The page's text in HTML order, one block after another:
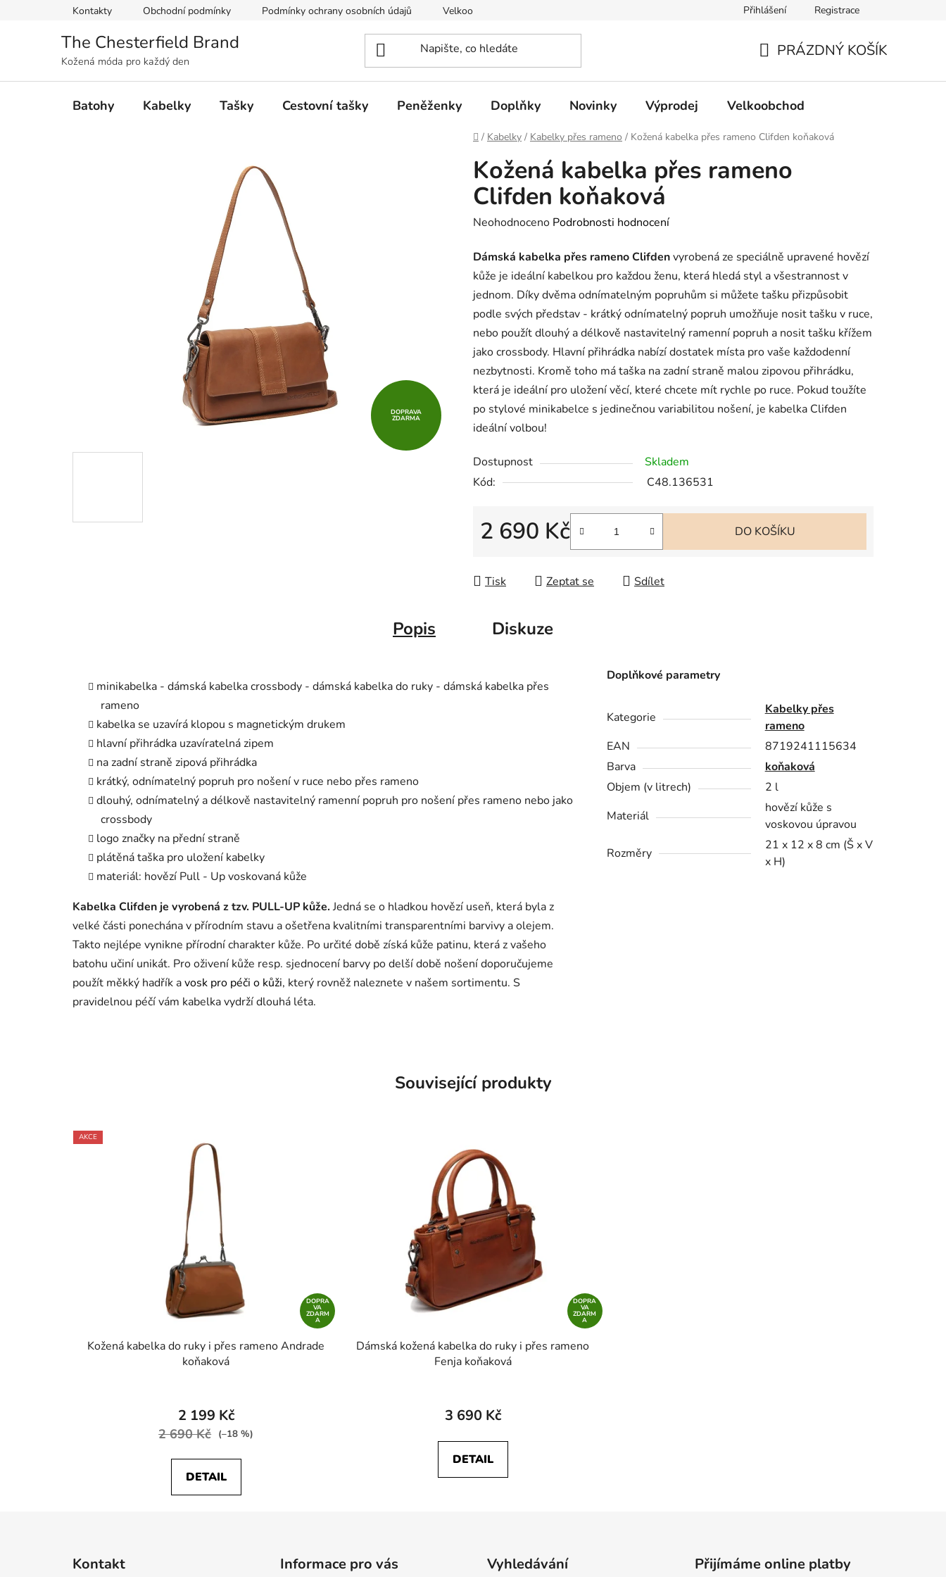
Kontakty Obchodní podmínky Podmínky ochrany osobních údajů Velkoobchod Přihlášení Registrace
The Chesterfield Brand
Kožená móda pro každý den
KOŠÍK
PRÁZDNÝ KOŠÍK
Batohy Kabelky Tašky Cestovní tašky Peněženky Doplňky Novinky Výprodej Velkoobchod
Domů
/ Kabelky / Kabelky přes rameno / Kožená kabelka přes rameno Clifden koňaková
Kožená kabelka přes rameno
Clifden koňaková
Průměrné
produktu
je
0,0
z
5
hvězdiček.
Neohodnoceno Podrobnosti hodnocení
Dámská kabelka přes rameno Clifdenvyrobená ze speciálně upravené hovězí
kůže je ideální kabelkou pro každou ženu, která hledá styl a všestrannost v
jednom. Díky dvěma odnímatelným popruhům si můžete tašku přizpůsobit
podle svých představ - krátký odnímatelný popruh umožňuje nosit tašku v ruce,
nebo použít dlouhý a délkově nastavitelný ramenní popruh a nosit tašku křížem
jako crossbody. Hlavní přihrádka nabízí dostatek místa pro vaše každodenní
nezbytnosti. Kromě toho má taška na zadní straně malou zipovou přihrádku,
která je ideální pro uložení věcí, které chcete mít rychle po ruce. Pokud toužíte
po stylové minikabelce s jedinečnou variabilitou nošení, je kabelka Clifden
ideální volbou!
Dostupnost
Skladem
Kód:
C48.136531
2 690 Kč DO KOŠÍKU
Tisk Zeptat se Sdílet
DOPRAVA
ZDARMA
Popis Diskuze
minikabelka - dámská kabelka crossbody - dámská kabelka do ruky - dámská kabelka přes
rameno
kabelka se uzavírá klopou s magnetickým drukem
hlavní přihrádka uzavíratelná zipem
na zadní straně zipová přihrádka
krátký, odnímatelný popruh pro nošení v ruce nebo přes rameno
dlouhý, odnímatelný a délkově nastavitelný ramenní popruh pro nošení přes rameno nebo jako
crossbody
logo značky na přední straně
plátěná taška pro uložení kabelky
materiál: hovězí Pull - Up voskovaná kůže
Kabelka Clifden je vyrobená z tzv. PULL-UP kůže. Jedná se o hladkou hovězí useň, která byla z
velké části ponechána v přírodním stavu a ošetřena kvalitními transparentními barvivy a olejem.
Takto nejlépe vynikne přírodní charakter kůže. Po určité době získá kůže patinu, která z vašeho
batohu učiní unikát. Pro oživení kůže resp. sjednocení barvy po delší době nošení doporučujeme
použít měkký hadřík avosk pro péči o kůži, který rovněž naleznete v našem sortimentu. S
pravidelnou péčí vám kabelka vydrží dlouhá léta.
Doplňkové parametry
Kategorie
Kabelky přes
rameno
EAN
8719241115634
Barva
koňaková
Objem (v litrech)
2 l
Materiál
hovězí kůže s
voskovou úpravou
Rozměry
21 x 12 x 8 cm (Š x V
x H)
Související produkty
AKCE
DOPRA
VA
ZDARM
A
Kožená kabelka do ruky i přes rameno Andrade
koňaková
2 199 Kč
2 690 Kč (–18 %)
DETAIL
DOPRA
VA
ZDARM
A
Dámská kožená kabelka do ruky i přes rameno
Fenja koňaková
3 690 Kč
DETAIL
Kontakt Informace pro vás Vyhledávání Přijímáme online platby